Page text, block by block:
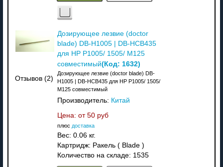
Отзывов (2)
Дозирующее лезвие (doctor
blade) DB-H1005 | DB-HCB435
для HP P1005/ 1505/ M125
совместимый(Код: 1632)
Дозирующее лезвие (doctor blade) DB-
H1005 | DB-HCB435 для HP P1005/ 1505/
M125 совместимый
Производитель: Китай
Цена: от 50 руб
плюс доставка
Вес: 0.06 кг.
Картридж: Ракель ( Blade )
Количество на складе: 1535